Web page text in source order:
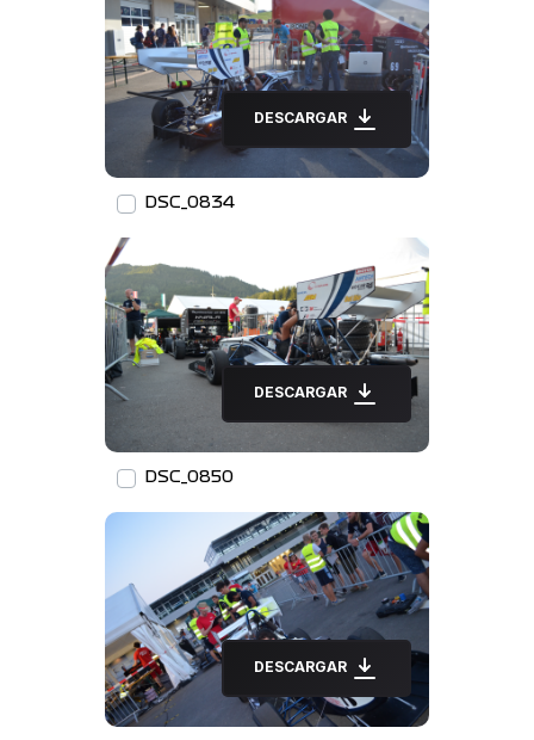
DESCARGAR
DSC_0834
DESCARGAR
DSC_0850
DESCARGAR